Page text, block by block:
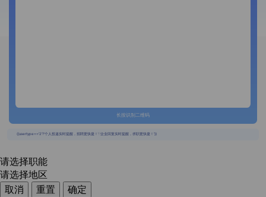
长按识别二维码
{{usertype=='2'?'个人投递实时提醒，招聘更快捷！':'企业回复实时提醒，求职更快捷！'}}
请选择职能
请选择地区
取消
重置
确定